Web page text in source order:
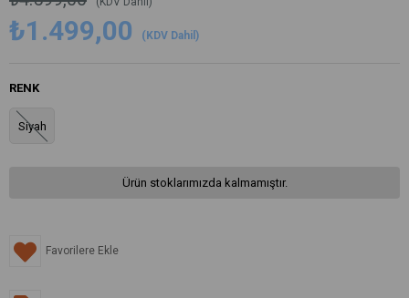
₺1.499,00 (KDV Dahil)
RENK
Siyah
Ürün stoklarımızda kalmamıştır.
Favorilere Ekle